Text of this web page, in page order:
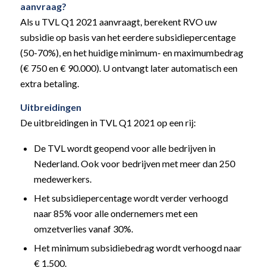
aanvraag?
Als u TVL Q1 2021 aanvraagt, berekent RVO uw
subsidie op basis van het eerdere subsidiepercentage
(50-70%), en het huidige minimum- en maximumbedrag
(€ 750 en € 90.000). U ontvangt later automatisch een
extra betaling.
Uitbreidingen
De uitbreidingen in TVL Q1 2021 op een rij:
De TVL wordt geopend voor alle bedrijven in
Nederland. Ook voor bedrijven met meer dan 250
medewerkers.
Het subsidiepercentage wordt verder verhoogd
naar 85% voor alle ondernemers met een
omzetverlies vanaf 30%.
Het minimum subsidiebedrag wordt verhoogd naar
€ 1.500.